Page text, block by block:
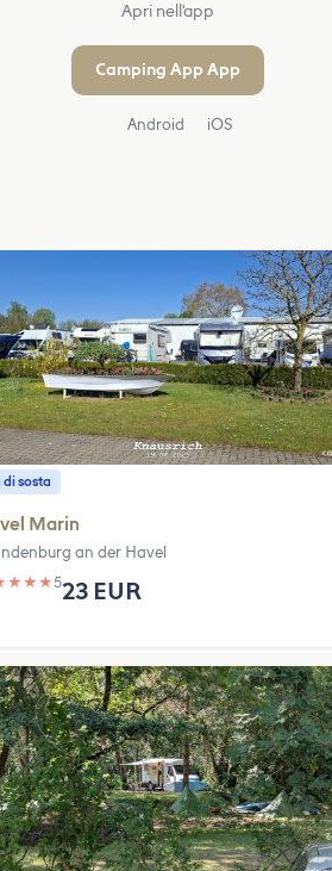
Apri nell'app
Camping App App
Android iOS
di sosta
Marin
an der Havel
★ ★ ★523 EUR